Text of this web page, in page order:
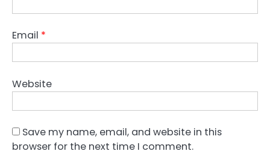
Email *
Website
Save my name, email, and website in this
browser for the next time I comment.